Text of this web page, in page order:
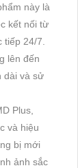
này là
kết nối từ
24/7.
lên đến
dài và sử
Plus,
và hiệu
bị mới
ảnh sắc